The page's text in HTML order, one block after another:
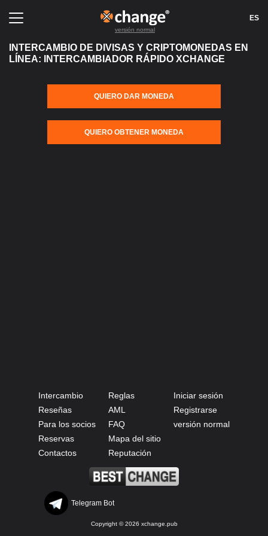
PARA LOS SOCIOS
RESEÑAS
REGLAS
versión normal
ES
INTERCAMBIO DE DIVISAS Y CRIPTOMONEDAS EN
LÍNEA: INTERCAMBIADOR RÁPIDO XCHANGE
QUIERO DAR MONEDA
QUIERO OBTENER MONEDA
Telegram Bot
Copyright © 2026 xchange.pub
Intercambio
Reseñas
Para los socios
Reservas
Contactos
Reglas
AML
FAQ
Mapa del sitio
Reputación
Iniciar sesión
Registrarse
versión normal